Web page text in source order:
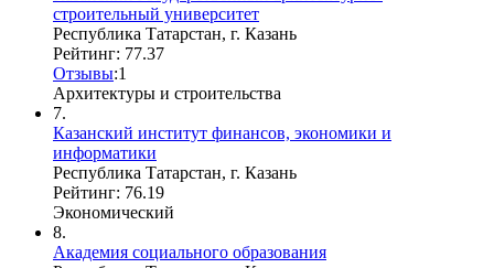
строительный университет
Республика Татарстан, г. Казань
Рейтинг: 77.37
Отзывы:1
Архитектуры и строительства
7.
Казанский институт финансов, экономики и
информатики
Республика Татарстан, г. Казань
Рейтинг: 76.19
Экономический
8.
Академия социального образования